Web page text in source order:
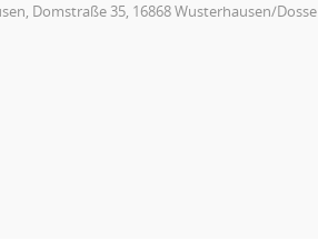
Domstraße 35, 16868 Wusterhausen/Dosse